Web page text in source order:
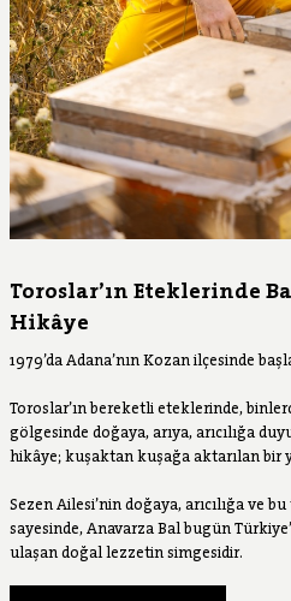
Toroslar’ın Eteklerinde
Hikâye
1979’da Adana’nın Kozan ilçesinde
Toroslar’ın bereketli eteklerinde,
gölgesinde doğaya, arıya, arıcılığa
hikâye; kuşaktan kuşağa aktarılan bir
Sezen Ailesi’nin doğaya, arıcılığa ve
sayesinde, Anavarza Bal bugün
ulaşan doğal lezzetin simgesidir.